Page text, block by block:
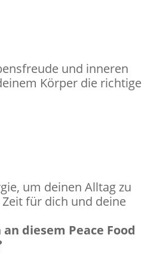
und inneren
Körper die richtige
um deinen Alltag zu
für dich und deine
diesem Peace Food